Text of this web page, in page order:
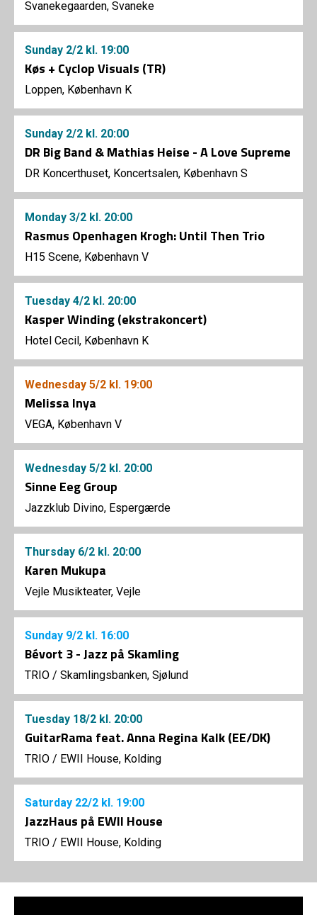
Svanekegaarden, Svaneke
Sunday 2/2 kl. 19:00
Køs + Cyclop Visuals (TR)
Loppen, København K
Sunday 2/2 kl. 20:00
DR Big Band & Mathias Heise - A Love Supreme
DR Koncerthuset, Koncertsalen, København S
Monday 3/2 kl. 20:00
Rasmus Openhagen Krogh: Until Then Trio
H15 Scene, København V
Tuesday 4/2 kl. 20:00
Kasper Winding (ekstrakoncert)
Hotel Cecil, København K
Wednesday 5/2 kl. 19:00
Melissa Inya
VEGA, København V
Wednesday 5/2 kl. 20:00
Sinne Eeg Group
Jazzklub Divino, Espergærde
Thursday 6/2 kl. 20:00
Karen Mukupa
Vejle Musikteater, Vejle
Sunday 9/2 kl. 16:00
Bévort 3 - Jazz på Skamling
TRIO / Skamlingsbanken, Sjølund
Tuesday 18/2 kl. 20:00
GuitarRama feat. Anna Regina Kalk (EE/DK)
TRIO / EWII House, Kolding
Saturday 22/2 kl. 19:00
JazzHaus på EWII House
TRIO / EWII House, Kolding